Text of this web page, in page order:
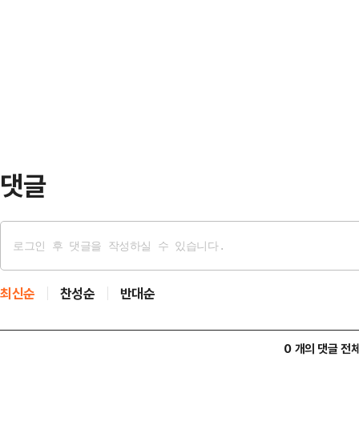
댓글
최신순 찬성순 반대순
0 개의 댓글 전